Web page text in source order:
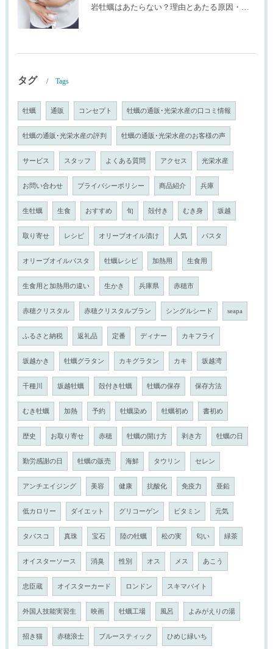
岩牡蠣はあたらない？理由とあたる原因・確率を生産者が解説
タグ Tags
牡蠣 通販 コンセプト 牡蠣の通販･光栄水産の口コミ情報
牡蠣の通販･光栄水産の評判 牡蠣の通販･光栄水産のお客様の声
サービス スタッフ よくある質問 アクセス 光栄水産
お問い合わせ プライバシーポリシー 商品紹介 兵庫
生牡蠣 生食 おすすめ 旬 殻付き むき身 坂越
取り寄せ レシピ オリーブオイル漬け 人気 パスタ
オリーブオイルパスタ 牡蠣レシピ 加熱用 生食用
生食用と加熱用の違い 生かき 兵庫県 赤穂市
赤穂クリスタル 赤穂クリスタルブラン シングルシード seapa
ふるさと納税 返礼品 定番 ディナー カキフライ
坂越かき 牡蠣グラタン カキグラタン カキ 坂越湾
千種川 坂越牡蠣 殻付き牡蠣 牡蠣の保存 保存方法
むき牡蠣 加熱 予約 牡蠣染め 牡蠣初め 書初め
歴史 お取り寄せ 赤穂 牡蠣の開け方 剥き方 牡蠣の日
勤労感謝の日 牡蠣の販売 海鮮 タウリン セレン
アンチエイジング 美容 健康 抗酸化 免疫力 亜鉛
低カロリー ダイエット グリコーゲン ビタミン 元気
タバスコ 真珠 宝石 陸の牡蠣 松の実 匂い 緑茶
オイスターソース 消臭 性別 オス メス あこう
忠臣蔵 オイスターカード ロンドン スキマバイト
外国人技能実習生 映画 牡蠣工場 風呂 よみがえりの湯
招き猫 赤穂浪士 ブルースティック ひめじ緑いち